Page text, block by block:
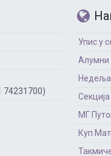
74231700)
Упис у
Алумни
МГ
Куп